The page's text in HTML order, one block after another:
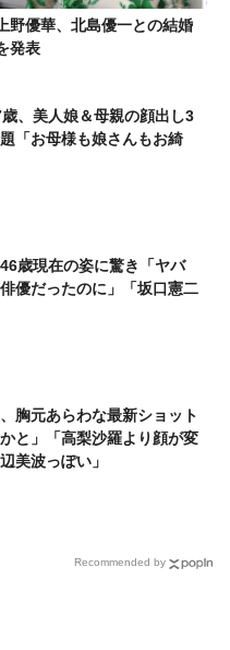
上野優華、北島優一との結婚
発表
、美人娘＆母親の顔出し3
「お母様も娘さんもお綺
歳現在の姿に驚き「ヤバ
優だったのに」「坂口憲二
胸元あらわな最新ショット
と」「高梨沙羅より顔が変
美波っぽい」
Recommended by